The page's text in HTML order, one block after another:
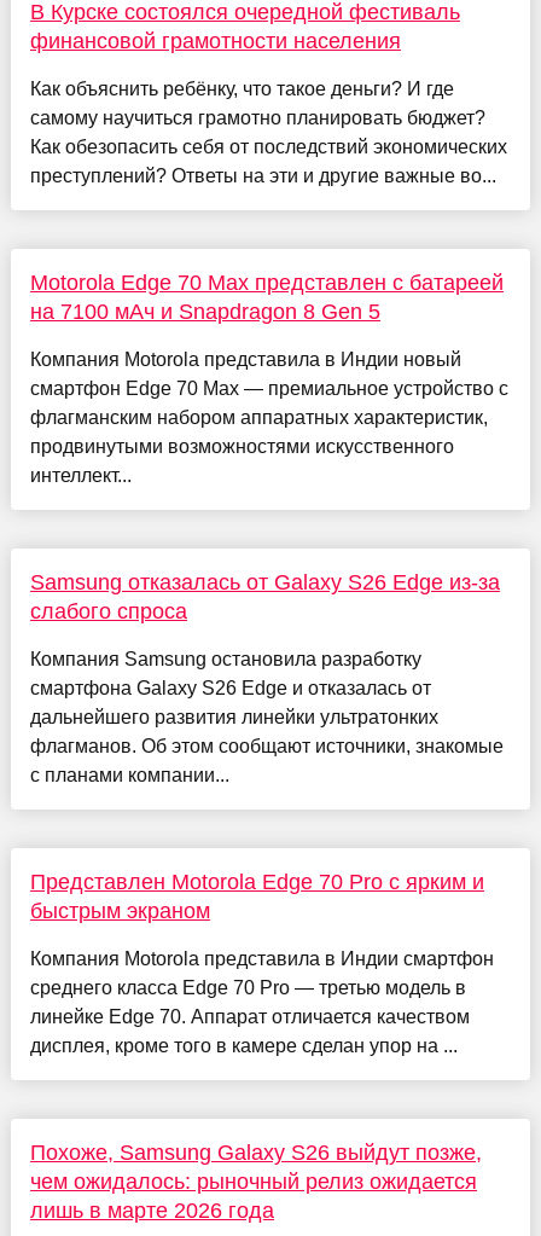
В Курске состоялся очередной фестиваль
финансовой грамотности населения
Как объяснить ребёнку, что такое деньги? И где
самому научиться грамотно планировать бюджет?
Как обезопасить себя от последствий экономических
преступлений? Ответы на эти и другие важные во...
Motorola Edge 70 Max представлен с батареей
на 7100 мАч и Snapdragon 8 Gen 5
Компания Motorola представила в Индии новый
смартфон Edge 70 Max — премиальное устройство с
флагманским набором аппаратных характеристик,
продвинутыми возможностями искусственного
интеллект...
Samsung отказалась от Galaxy S26 Edge из-за
слабого спроса
Компания Samsung остановила разработку
смартфона Galaxy S26 Edge и отказалась от
дальнейшего развития линейки ультратонких
флагманов. Об этом сообщают источники, знакомые
с планами компании...
Представлен Motorola Edge 70 Pro с ярким и
быстрым экраном
Компания Motorola представила в Индии смартфон
среднего класса Edge 70 Pro — третью модель в
линейке Edge 70. Аппарат отличается качеством
дисплея, кроме того в камере сделан упор на ...
Похоже, Samsung Galaxy S26 выйдут позже,
чем ожидалось: рыночный релиз ожидается
лишь в марте 2026 года